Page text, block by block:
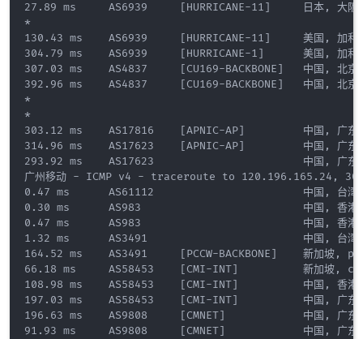
27.89 ms     AS6939     [HURRICANE-11]     日本, 大
*
130.43 ms    AS6939     [HURRICANE-11]     美国, 加利
304.79 ms    AS6939     [HURRICANE-1]      美国, 加利
307.03 ms    AS4837     [CU169-BACKBONE]   中国, 北
392.96 ms    AS4837     [CU169-BACKBONE]   中国, 北
*
*
303.12 ms    AS17816    [APNIC-AP]         中国, 广东,
314.96 ms    AS17623    [APNIC-AP]         中国, 广东,
293.92 ms    AS17623                       中国, 广东,
广州移动 - ICMP v4 - traceroute to 120.196.165.24,
0.47 ms      AS61112                       中国, 台湾
0.30 ms      AS983                         中国, 香港
0.47 ms      AS983                         中国, 香港
1.32 ms      AS3491                        中国, 台湾, 台
164.52 ms    AS3491     [PCCW-BACKBONE]    新加坡,
66.18 ms     AS58453    [CMI-INT]          新加坡,
108.98 ms    AS58453    [CMI-INT]          中国, 香港,
197.03 ms    AS58453    [CMI-INT]          中国, 广东,
196.63 ms    AS9808     [CMNET]            中国, 广东,
91.93 ms     AS9808     [CMNET]            中国, 广东,